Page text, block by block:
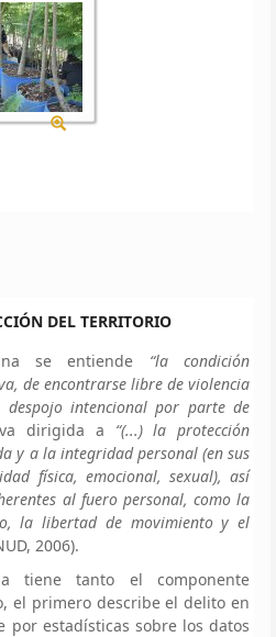
DEL TERRITORIO
se entiende “la condición
de encontrarse libre de violencia
intencional por parte de
dirigida a “(...) la protección
y a la integridad personal (en sus
física, emocional, sexual), así
al fuero personal, como la
la libertad de movimiento y el
2006).
tiene tanto el componente
el primero describe el delito en
por estadísticas sobre los datos